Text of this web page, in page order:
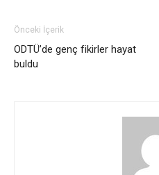
Önceki İçerik
ODTÜ’de genç fikirler hayat
buldu